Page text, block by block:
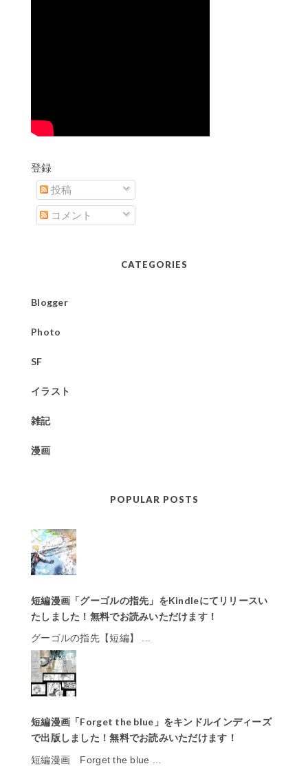
登録
投稿
コメント
CATEGORIES
Blogger
Photo
SF
イラスト
雑記
漫画
POPULAR POSTS
短編漫画「グーゴルの指先」をKindleにてリリースい
たしました！無料でお読みいただけます！
グーゴルの指先【短編】 ...
短編漫画「Forget the blue」をキンドルインディーズ
で出版しました！無料でお読みいただけます！
短編漫画 Forget the blue ...